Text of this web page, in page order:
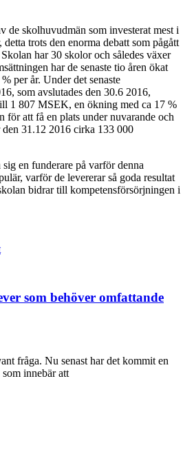
de skolhuvudmän som investerat mest i
detta trots den enorma debatt som pågått
har 30 skolor och således växer
har de senaste tio åren ökat
per år. Under det senaste
som avslutades den 30.6 2016,
1 807 MSEK, en ökning med ca 17 %
för att få en plats under nuvarande och
31.12 2016 cirka 133 000
en funderare på varför denna
varför de levererar så goda resultat
bidrar till kompetensförsörjningen i
som behöver omfattande
fråga. Nu senast har det kommit en
innebär att